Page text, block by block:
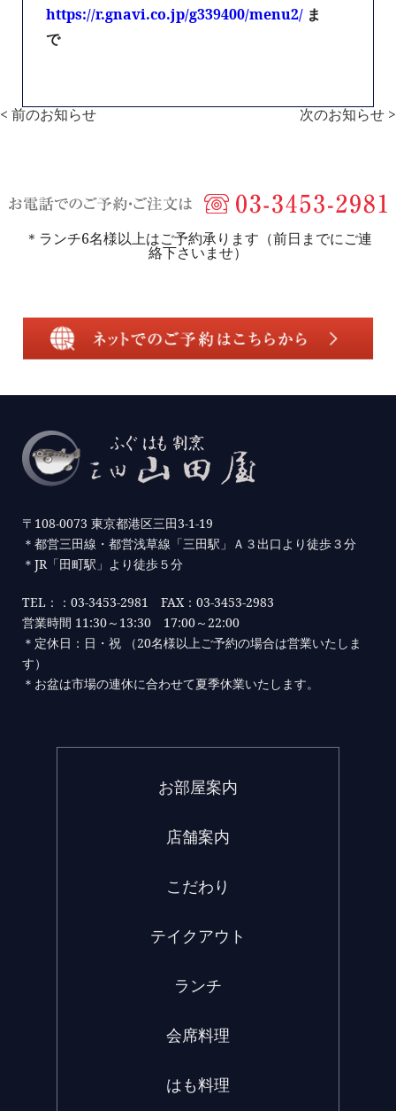
https://r.gnavi.co.jp/g339400/menu2/ま
で
< 前のお知らせ 次のお知らせ >
＊ランチ6名様以上はご予約承ります（前日までにご連
絡下さいませ）
〒108-0073 東京都港区三田3-1-19
＊都営三田線・都営浅草線「三田駅」Ａ３出口より徒歩３分
＊JR「田町駅」より徒歩５分
TEL：：03-3453-2981 FAX：03-3453-2983
営業時間 11:30～13:30 17:00～22:00
＊定休日：日・祝 （20名様以上ご予約の場合は営業いたしま
す）
＊お盆は市場の連休に合わせて夏季休業いたします。
お部屋案内
店舗案内
こだわり
テイクアウト
ランチ
会席料理
はも料理